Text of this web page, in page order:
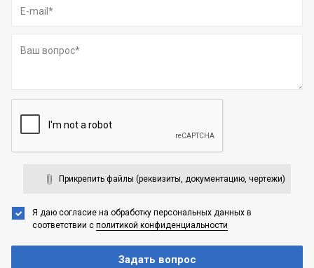
Прикрепить файлы (реквизиты, документацию, чертежи)
Я даю согласие на обработку персональных данных в
соответствии с политикой конфиденциальности